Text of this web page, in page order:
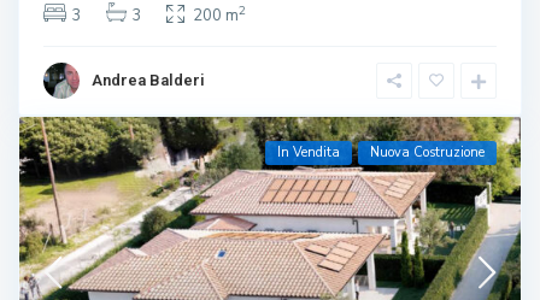
3
3 200 m2
Andrea Balderi
In Vendita Nuova Costruzione